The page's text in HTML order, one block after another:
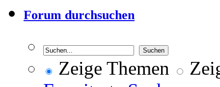
Forum durchsuchen
Zeige Themen